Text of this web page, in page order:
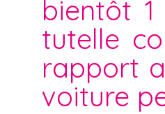
bientôt
tutelle
rapport
voiture